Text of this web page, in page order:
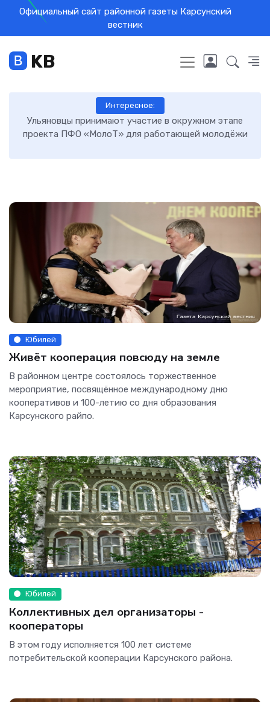
Официальный сайт районной газеты Карсунский
вестник
KB
Интересное:
Ульяновцы принимают участие в окружном этапе
проекта ПФО «МолоТ» для работающей молодёжи
Юбилей
Живёт кооперация повсюду на земле
В районном центре состоялось торжественное
мероприятие, посвящённое международному дню
кооперативов и 100-летию со дня образования
Карсунского райпо.
Юбилей
Коллективных дел организаторы -
кооператоры
В этом году исполняется 100 лет системе
потребительской кооперации Карсунского района.